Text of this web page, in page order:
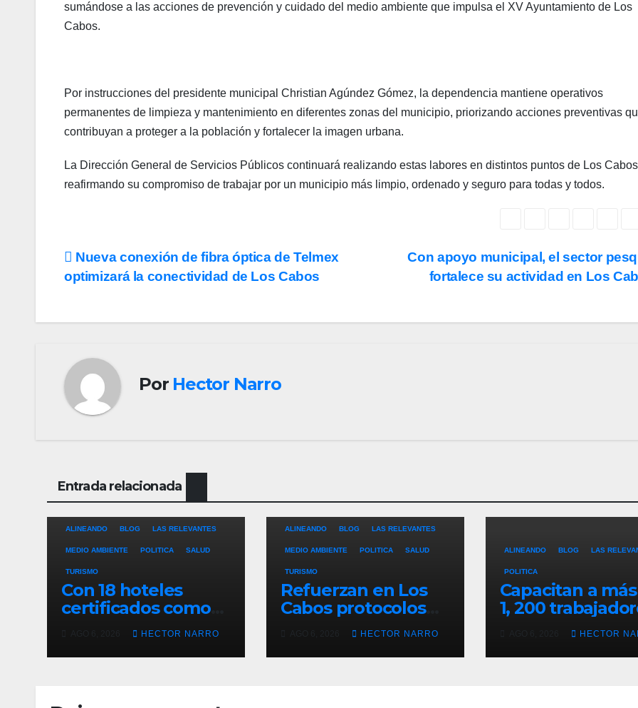
sumándose a las acciones de prevención y cuidado del medio ambiente que impulsa el XV Ayuntamiento de Los
Cabos.
Por instrucciones del presidente municipal Christian Agúndez Gómez, la dependencia mantiene operativos
permanentes de limpieza y mantenimiento en diferentes zonas del municipio, priorizando acciones preventivas
contribuyan a proteger a la población y fortalecer la imagen urbana.
La Dirección General de Servicios Públicos continuará realizando estas labores en distintos puntos de Los
reafirmando su compromiso de trabajar por un municipio más limpio, ordenado y seguro para todas y todos.
Navegación
de
entradas
Con apoyo municipal, el sector
fortalece su actividad en Los
Nueva conexión de fibra óptica de Telmex
optimizará la conectividad de Los Cabos
Por Hector Narro
Entrada relacionada
ALINEANDO BLOG LAS RELEVANTES
MEDIO AMBIENTE POLITICA SALUD
TURISMO
Con 18 hoteles
certificados como
temporales,
Gobierno de Los
HECTOR NARRO
ALINEANDO BLOG LAS RELEVANTES
MEDIO AMBIENTE POLITICA SALUD
TURISMO
Refuerzan en Los
Cabos protocolos
de prevención y
rescate en playas
ante oleaje y
HECTOR NARRO
ALINEANDO BLOG LAS
POLITICA
Capacitan a
1, 200
del sector
en derechos
humanos y
HECTOR